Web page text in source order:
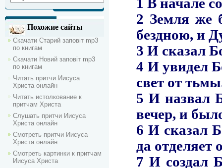
Похожие сайты
Скачати Старий заповіт mp3
по книгам
Скачати Новий заповіт mp3
по книгам
Читать притчи Иисуса
Христа онлайн
Читать истолкование к
притчам Христа
Слушать притчи Иисуса
Христа онлайн
Смотреть притчи Иисуса
Христа онлайн
Смотреть картинки к притчам
Иисуса Христа